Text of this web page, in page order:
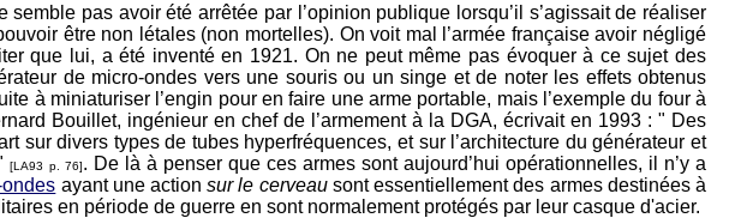
pas avoir été arrêtée par l’opinion publique lorsqu’il s’agissait de réaliser
être non létales (non mortelles). On voit mal l’armée française avoir négligé
que lui, a été inventé en 1921. On ne peut même pas évoquer à ce sujet des
de micro-ondes vers une souris ou un singe et de noter les effets obtenus
à miniaturiser l’engin pour en faire une arme portable, mais l’exemple du four à
Bouillet, ingénieur en chef de l’armement à la DGA, écrivait en 1993 : " Des
sur divers types de tubes hyperfréquences, et sur l’architecture du générateur et
"[LA93 p. 76]. De là à penser que ces armes sont aujourd’hui opérationnelles, il n’y a
ayant une actionsur le cerveausont essentiellement des armes destinées à
en période de guerre en sont normalement protégés par leur casque d'acier.